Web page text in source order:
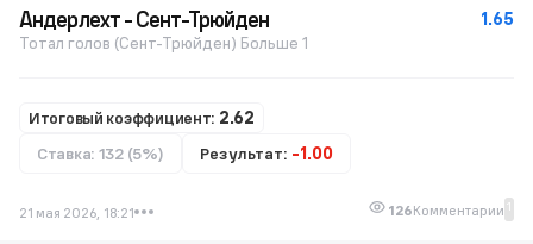
1.65
Андерлехт - Сент-Трюйден
Тотал голов (Сент-Трюйден) Больше 1
Итоговый коэффициент: 2.62
Ставка: 132 (5%)
Результат: -1.00
21 мая 2026, 18:21 126Комментарии 1